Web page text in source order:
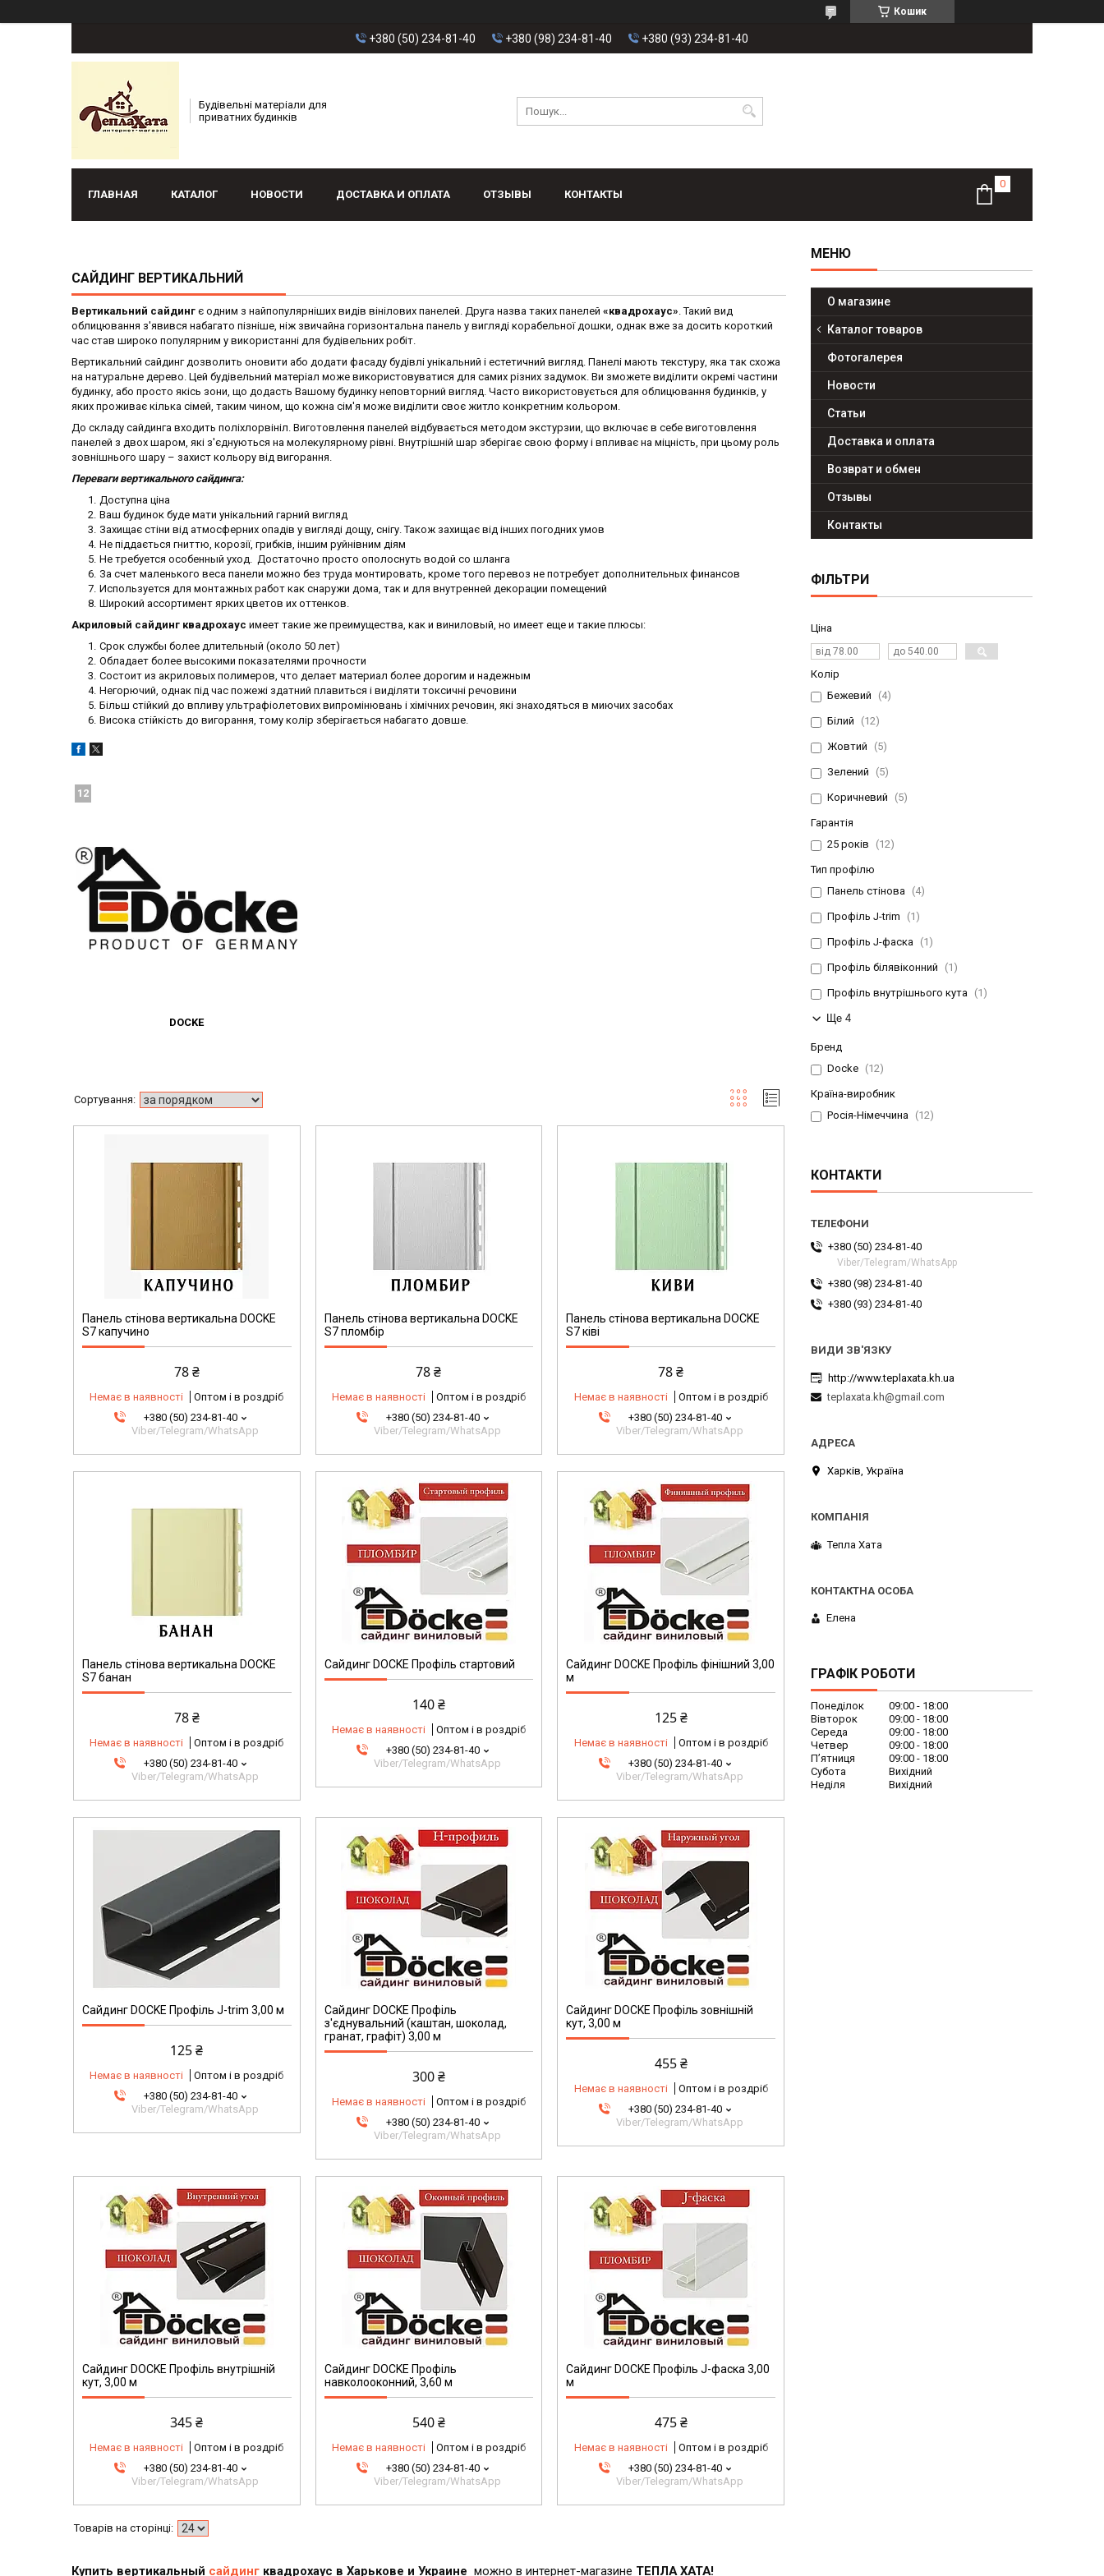
Кошик
+380 (50) 234-81-40 +380 (98) 234-81-40 +380 (93) 234-81-40
Будівельні матеріали для
приватних будинків
ГЛАВНАЯ КАТАЛОГ НОВОСТИ ДОСТАВКА И ОПЛАТА ОТЗЫВЫ КОНТАКТЫ
САЙДИНГ ВЕРТИКАЛЬНИЙ
Вертикальний сайдинг є одним з найпопулярніших видів вінілових панелей. Друга назва таких панелей «квадрохаус». Такий вид
облицювання з'явився набагато пізніше, ніж звичайна горизонтальна панель у вигляді корабельної дошки, однак вже за досить короткий
час став широко популярним у використанні для будівельних робіт.
Вертикальний сайдинг дозволить оновити або додати фасаду будівлі унікальний і естетичний вигляд. Панелі мають текстуру, яка так схожа
на натуральне дерево. Цей будівельний матеріал може використовуватися для самих різних задумок. Ви зможете виділити окремі частини
будинку, або просто якісь зони, що додасть Вашому будинку неповторний вигляд. Часто використовується для облицювання будинків, у
яких проживає кілька сімей, таким чином, що кожна сім'я може виділити своє житло конкретним кольором.
До складу сайдинга входить поліхлорвініл. Виготовлення панелей відбувається методом экстурзии, що включає в себе виготовлення
панелей з двох шаром, які з'єднуються на молекулярному рівні. Внутрішній шар зберігає свою форму і впливає на міцність, при цьому роль
зовнішнього шару – захист кольору від вигорання.
Переваги вертикального сайдинга:
Доступна ціна
Ваш будинок буде мати унікальний гарний вигляд
Захищає стіни від атмосферних опадів у вигляді дощу, снігу. Також захищає від інших погодних умов
Не піддається гниттю, корозії, грибків, іншим руйнівним діям
Не требуется особенный уход. Достаточно просто ополоснуть водой со шланга
За счет маленького веса панели можно без труда монтировать, кроме того перевоз не потребует дополнительных финансов
Используется для монтажных работ как снаружи дома, так и для внутренней декорации помещений
Широкий ассортимент ярких цветов их оттенков.
Акриловый сайдинг квадрохаус имеет такие же преимущества, как и виниловый, но имеет еще и такие плюсы:
Срок службы более длительный (около 50 лет)
Обладает более высокими показателями прочности
Состоит из акриловых полимеров, что делает материал более дорогим и надежным
Негорючий, однак під час пожежі здатний плавиться і виділяти токсичні речовини
Більш стійкий до впливу ультрафіолетових випромінювань і хімічних речовин, які знаходяться в миючих засобах
Висока стійкість до вигорання, тому колір зберігається набагато довше.
DOCKE
12
Панель стінова вертикальна DOCKE
S7 капучино
78 ₴
Немає в наявності
Оптом і в роздріб
+380 (50) 234-81-40
Viber/Telegram/WhatsApp
Панель стінова вертикальна DOCKE
S7 пломбір
78 ₴
Немає в наявності
Оптом і в роздріб
+380 (50) 234-81-40
Viber/Telegram/WhatsApp
Панель стінова вертикальна DOCKE
S7 ківі
78 ₴
Немає в наявності
Оптом і в роздріб
+380 (50) 234-81-40
Viber/Telegram/WhatsApp
Панель стінова вертикальна DOCKE
S7 банан
78 ₴
Немає в наявності
Оптом і в роздріб
+380 (50) 234-81-40
Viber/Telegram/WhatsApp
Сайдинг DOCKE Профіль стартовий
140 ₴
Немає в наявності
Оптом і в роздріб
+380 (50) 234-81-40
Viber/Telegram/WhatsApp
Сайдинг DOCKE Профіль фінішний 3,00
м
125 ₴
Немає в наявності
Оптом і в роздріб
+380 (50) 234-81-40
Viber/Telegram/WhatsApp
Сайдинг DOCKE Профіль J-trim 3,00 м
125 ₴
Немає в наявності
Оптом і в роздріб
+380 (50) 234-81-40
Viber/Telegram/WhatsApp
Сайдинг DOCKE Профіль
з'єднувальний (каштан, шоколад,
гранат, графіт) 3,00 м
300 ₴
Немає в наявності
Оптом і в роздріб
+380 (50) 234-81-40
Viber/Telegram/WhatsApp
Сайдинг DOCKE Профіль зовнішній
кут, 3,00 м
455 ₴
Немає в наявності
Оптом і в роздріб
+380 (50) 234-81-40
Viber/Telegram/WhatsApp
Сайдинг DOCKE Профіль внутрішній
кут, 3,00 м
345 ₴
Немає в наявності
Оптом і в роздріб
+380 (50) 234-81-40
Viber/Telegram/WhatsApp
Сайдинг DOCKE Профіль
навколооконний, 3,60 м
540 ₴
Немає в наявності
Оптом і в роздріб
+380 (50) 234-81-40
Viber/Telegram/WhatsApp
Сайдинг DOCKE Профіль J-фаска 3,00
м
475 ₴
Немає в наявності
Оптом і в роздріб
+380 (50) 234-81-40
Viber/Telegram/WhatsApp
Купить вертикальный сайдинг квадрохаус в Харькове и Украине можно в интернет-магазине ТЕПЛА ХАТА!
О магазине
Каталог товаров
Фотогалерея
Новости
Статьи
Доставка и оплата
Возврат и обмен
Отзывы
Контакты
ФІЛЬТРИ
Ціна
Колір
Бежевий
4
Білий 12
Жовтий 5
Зелений 5
Коричневий 5
Гарантія
25 років
12
Тип профілю
Панель стінова
4
Профіль J-trim 1
Профіль J-фаска 1
Профіль білявіконний 1
Профіль внутрішнього кута 1
Ще 4
Бренд
Docke
12
Країна-виробник
Росія-Німеччина
12
КОНТАКТИ
+380 (50) 234-81-40
Viber/Telegram/WhatsApp
+380 (98) 234-81-40
+380 (93) 234-81-40
http://www.teplaxata.kh.ua
teplaxata.kh@gmail.com
Харків, Україна
Тепла Хата
Елена
ГРАФІК РОБОТИ
Понеділок 09:00
18:00
Вівторок
09:00
18:00
Середа
09:00
18:00
Четвер
09:00
18:00
Пʼятниця
09:00
18:00
Субота
Вихідний
Неділя
Вихідний